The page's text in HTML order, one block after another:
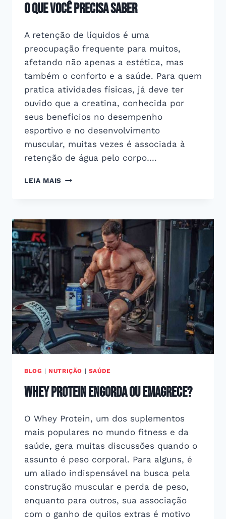
o que você precisa saber
A retenção de líquidos é uma
preocupação frequente para muitos,
afetando não apenas a estética, mas
também o conforto e a saúde. Para quem
pratica atividades físicas, já deve ter
ouvido que a creatina, conhecida por
seus benefícios no desempenho
esportivo e no desenvolvimento
muscular, muitas vezes é associada à
retenção de água pelo corpo….
LEIA MAIS RETENÇÃO
CREATINA:
TUDO
QUE
PRECISA
SABER
BLOG |NUTRIÇÃO | SAÚDE
Whey Protein engorda ou emagrece?
O Whey Protein, um dos suplementos
mais populares no mundo fitness e da
saúde, gera muitas discussões quando o
assunto é peso corporal. Para alguns, é
um aliado indispensável na busca pela
construção muscular e perda de peso,
enquanto para outros, sua associação
com o ganho de quilos extras é motivo